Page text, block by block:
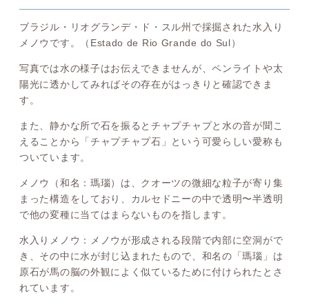
ブラジル・リオグランデ・ド・スル州で採掘された水入り
メノウです。（Estado de Rio Grande do Sul）
写真では水の様子はお伝えできませんが、ペンライトや太
陽光に透かしてみればその存在がはっきりと確認できま
す。
また、静かな所で石を振るとチャプチャプと水の音が聞こ
えることから「チャプチャプ石」という可愛らしい愛称も
ついています。
メノウ（和名：瑪瑙）は、クオーツの微細な粒子が寄り集
まった構造をしており、カルセドニーの中で透明〜半透明
で他の変種に当てはまらないものを指します。
水入りメノウ：メノウが形成される段階で内部に空洞がで
き、その中に水が封じ込まれたもので、和名の「瑪瑙」は
原石が馬の脳の外観によく似ているために付けられたとさ
れています。